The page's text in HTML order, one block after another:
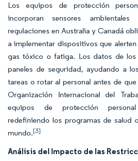
Los equipos de protección
incorporan sensores
regulaciones en Australia y Canadá
a implementar dispositivos que
gas tóxico o fatiga. Los datos de los
paneles de seguridad, ayudando a
tareas o rotar al personal antes de
Organización Internacional del
equipos de protección
redefiniendo los programas de salud
mundo.[3]
Análisis del Impacto de las